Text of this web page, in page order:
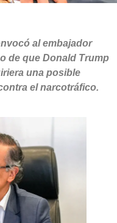
al embajador
de que Donald Trump
una posible
el narcotráfico.